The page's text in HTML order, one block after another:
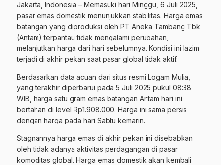
Jakarta, Indonesia – Memasuki hari Minggu, 6 Juli 2025,
pasar emas domestik menunjukkan stabilitas. Harga emas
batangan yang diproduksi oleh PT Aneka Tambang Tbk
(Antam) terpantau tidak mengalami perubahan,
melanjutkan harga dari hari sebelumnya. Kondisi ini lazim
terjadi di akhir pekan saat pasar global tidak aktif.
Berdasarkan data acuan dari situs resmi Logam Mulia,
yang terakhir diperbarui pada 5 Juli 2025 pukul 08:38
WIB, harga satu gram emas batangan Antam hari ini
bertahan di level Rp1.908.000. Harga ini sama persis
dengan harga pada hari Sabtu kemarin.
Stagnannya harga emas di akhir pekan ini disebabkan
oleh tidak adanya aktivitas perdagangan di pasar
komoditas global. Harga emas domestik akan kembali